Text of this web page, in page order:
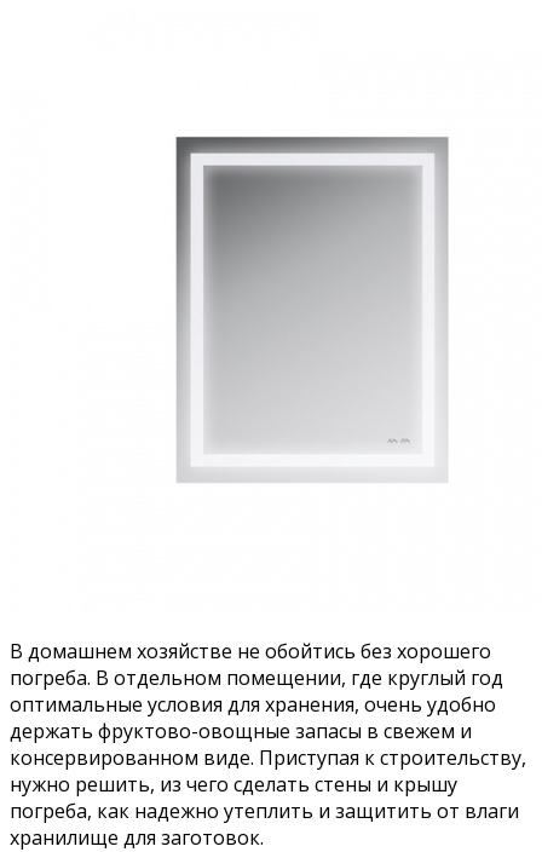
В домашнем хозяйстве не обойтись без хорошего
погреба. В отдельном помещении, где круглый год
оптимальные условия для хранения, очень удобно
держать фруктово-овощные запасы в свежем и
консервированном виде. Приступая к строительству,
нужно решить, из чего сделать стены и крышу
погреба, как надежно утеплить и защитить от влаги
хранилище для заготовок.